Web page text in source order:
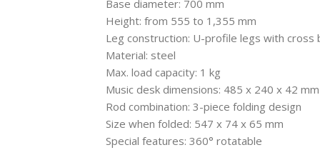
Base diameter: 700 mm
Height: from 555 to 1,355 mm
Leg construction: U-profile legs with cross
Material: steel
Max. load capacity: 1 kg
Music desk dimensions: 485 x 240 x 42 mm
Rod combination: 3-piece folding design
Size when folded: 547 x 74 x 65 mm
Special features: 360° rotatable